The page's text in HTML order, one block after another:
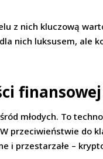
z nich kluczową
nich luksusem, ale
finansowej
młodych. To
przeciwieństwie do
i przestarzałe –